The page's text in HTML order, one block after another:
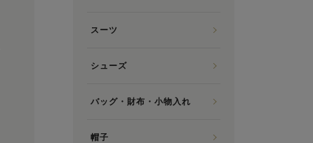
スーツ
シューズ
バッグ・財布・小物入れ
帽子